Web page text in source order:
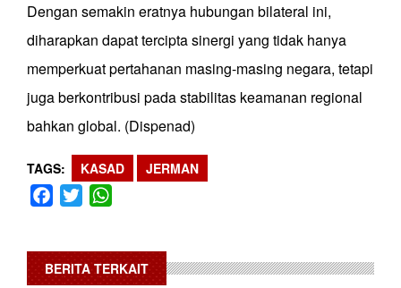
Dengan semakin eratnya hubungan bilateral ini,
diharapkan dapat tercipta sinergi yang tidak hanya
memperkuat pertahanan masing-masing negara, tetapi
juga berkontribusi pada stabilitas keamanan regional
bahkan global. (Dispenad)
TAGS KASAD JERMAN
Facebook
Twitter
BERITA TERKAIT